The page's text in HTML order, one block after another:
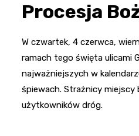
Procesja
W czwartek, 4 czerwca,
ramach tego święta ulicami
najważniejszych w
śpiewach. Strażnicy
użytkowników dróg.